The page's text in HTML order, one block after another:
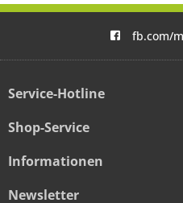
fb.com/
Service-Hotline
Shop-Service
Informationen
Newsletter